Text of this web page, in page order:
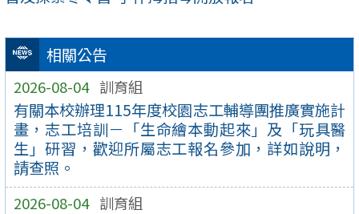
相關公告
2026-08-04 訓育組
有關本校辦理115年度校園志工輔導團推廣實施計
畫，志工培訓－「生命繪本動起來」及「玩具醫
生」研習，歡迎所屬志工報名參加，詳如說明，
請查照。
2026-08-04 訓育組